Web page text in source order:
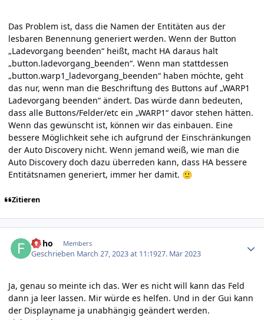
Das Problem ist, dass die Namen der Entitäten aus der
lesbaren Benennung generiert werden. Wenn der Button
„Ladevorgang beenden“ heißt, macht HA daraus halt
„button.ladevorgang_beenden“. Wenn man stattdessen
„button.warp1_ladevorgang_beenden“ haben möchte, geht
das nur, wenn man die Beschriftung des Buttons auf „WARP1
Ladevorgang beenden“ ändert. Das würde dann bedeuten,
dass alle Buttons/Felder/etc ein „WARP1“ davor stehen hätten.
Wenn das gewünscht ist, können wir das einbauen. Eine
bessere Möglichkeit sehe ich aufgrund der Einschränkungen
der Auto Discovery nicht. Wenn jemand weiß, wie man die
Auto Discovery doch dazu überreden kann, dass HA bessere
Entitätsnamen generiert, immer her damit. 🙂
Zitieren
floho Members
Geschrieben March 27, 2023 at 11:1927. Mär 2023
Ja, genau so meinte ich das. Wer es nicht will kann das Feld
dann ja leer lassen. Mir würde es helfen. Und in der Gui kann
der Displayname ja unabhängig geändert werden.